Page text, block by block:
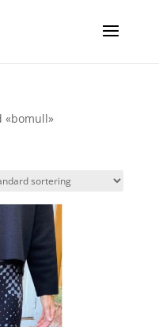
«bomull»